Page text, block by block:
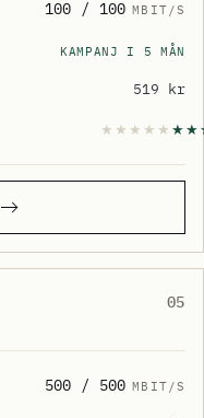
100 / 100 MBIT/S
KAMPANJ I 5 MÅN
519 kr
05
500 / 500 MBIT/S